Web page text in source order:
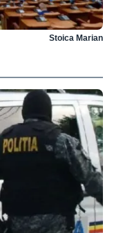
Stoica Marian